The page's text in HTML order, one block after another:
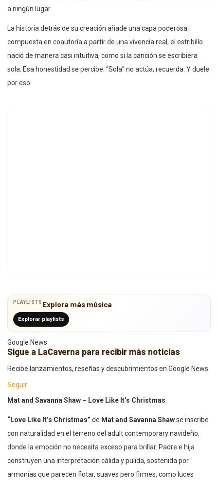
a ningún lugar.
La historia detrás de su creación añade una capa poderosa:
compuesta en coautoría a partir de una vivencia real, el estribillo
nació de manera casi intuitiva, como si la canción se escribiera
sola. Esa honestidad se percibe. “Sola” no actúa, recuerda. Y duele
por eso.
PLAYLISTS Explora más música
Explorar playlists
Google News
Sigue a LaCaverna para recibir más noticias
Recibe lanzamientos, reseñas y descubrimientos en Google News.
Seguir
Mat and Savanna Shaw – Love Like It’s Christmas
“Love Like It’s Christmas” de Mat and Savanna Shawse inscribe
con naturalidad en el terreno del adult contemporary navideño,
donde la emoción no necesita exceso para brillar. Padre e hija
construyen una interpretación cálida y pulida, sostenida por
armonías que parecen flotar, suaves pero firmes, como luces